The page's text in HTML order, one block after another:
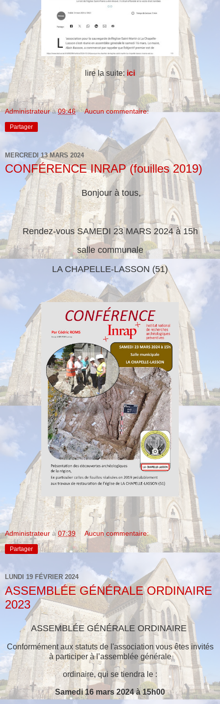
lire la suite: ici
Administrateur à09:46 Aucun commentaire:
Partager
MERCREDI 13 MARS 2024
CONFÉRENCE INRAP (fouilles 2019)
Bonjour à tous,
Rendez-vous SAMEDI 23 MARS 2024 à 15h
salle communale
LA CHAPELLE-LASSON (51)
Administrateur à07:39 Aucun commentaire:
Partager
LUNDI 19 FÉVRIER 2024
ASSEMBLÉE GÉNÉRALE ORDINAIRE
2023
ASSEMBLÉE GÉNÉRALE ORDINAIRE
Conformément aux statuts de l'association vous êtes invités
à participer à l’assemblée générale
ordinaire, qui se tiendra le :
Samedi 16 mars 2024 à 15h00